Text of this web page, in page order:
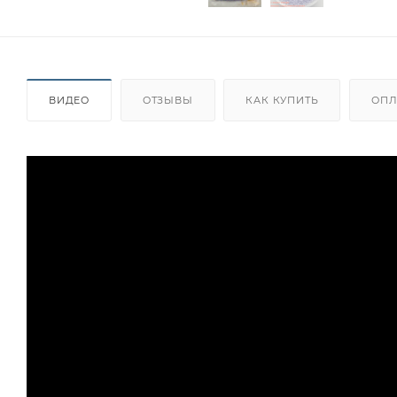
ВИДЕО ОТЗЫВЫ КАК КУПИТЬ